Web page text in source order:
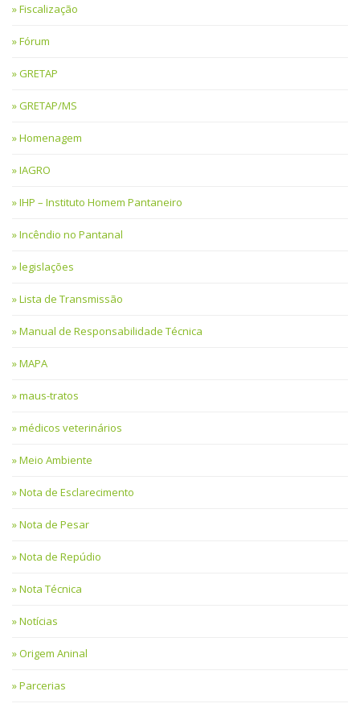
Fiscalização
Fórum
GRETAP
GRETAP/MS
Homenagem
IAGRO
IHP – Instituto Homem Pantaneiro
Incêndio no Pantanal
legislações
Lista de Transmissão
Manual de Responsabilidade Técnica
MAPA
maus-tratos
médicos veterinários
Meio Ambiente
Nota de Esclarecimento
Nota de Pesar
Nota de Repúdio
Nota Técnica
Notícias
Origem Aninal
Parcerias